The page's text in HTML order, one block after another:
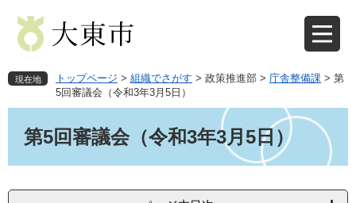
先
で
を
ば
へ
現在地 トップページ > 組織でさがす > 政策推進部 > 庁舎整備課 > 第
5回審議会（令和3年3月5日）
第5回審議会（令和3年3月5日）